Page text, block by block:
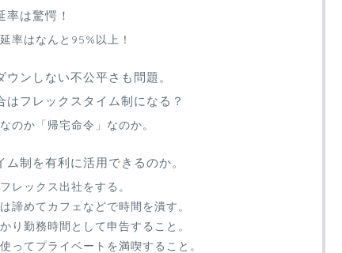
は驚愕！
率はなんと95%以上！
ンしない不公平さも問題。
フレックスタイム制になる？
のか「帰宅命令」なのか。
制を有利に活用できるのか。
レックス出社をする。
諦めてカフェなどで時間を潰す。
り勤務時間として申告すること。
ってプライベートを満喫すること。